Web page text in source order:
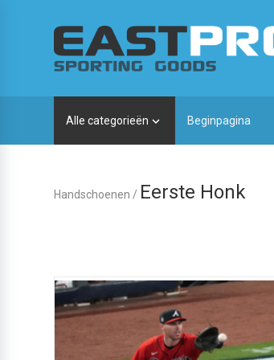
Alle categorieën  Beginpagina
Handschoenen / Eerste Honk